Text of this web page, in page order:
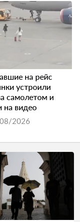
на рейс
устроили
самолетом и
на видео
2026